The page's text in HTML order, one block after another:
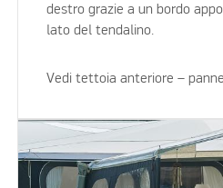
destro grazie a un bordo
lato del tendalino.
Vedi tettoia anteriore –